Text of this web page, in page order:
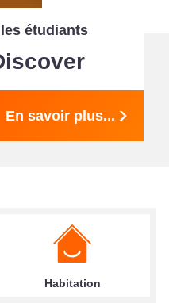
étudiants
En savoir plus...
Habitation